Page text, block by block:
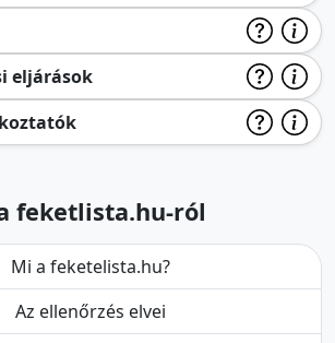
eljárások
feketlista.hu-ról
Mi a feketelista.hu?
Az ellenőrzés elvei